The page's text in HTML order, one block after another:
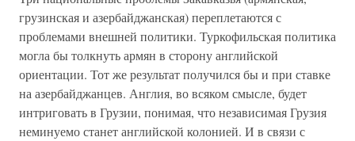
грузинская и азербайджанская) переплетаются с
проблемами внешней политики. Туркофильская политика
могла бы толкнуть армян в сторону английской
ориентации. Тот же результат получился бы и при ставке
на азербайджанцев. Англия, во всяком смысле, будет
интриговать в Грузии, понимая, что независимая Грузия
неминуемо станет английской колонией. И в связи с